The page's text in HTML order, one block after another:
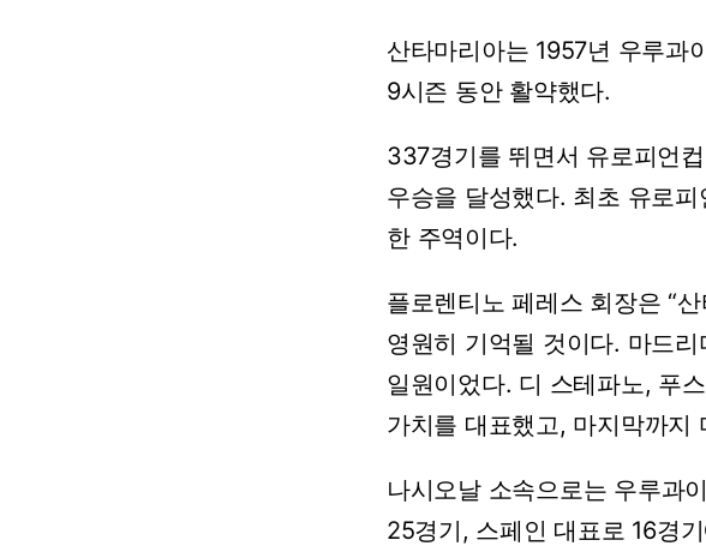
산타마리아는 1957년 우루과
9시즌 동안 활약했다.
337경기를 뛰면서 유로피언컵
우승을 달성했다. 최초 유로피
한 주역이다.
플로렌티노 페레스 회장은 “
영원히 기억될 것이다. 마드리
일원이었다. 디 스테파노, 푸
가치를 대표했고, 마지막까지
나시오날 소속으로는 우루과이
25경기, 스페인 대표로 16경